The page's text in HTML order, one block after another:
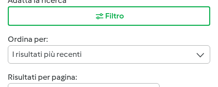
Filtro
Ordina per:
I risultati più recenti
Risultati per pagina: